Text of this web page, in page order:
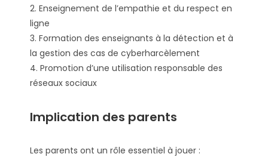
2. Enseignement de l’empathie et du respect en
ligne
3. Formation des enseignants à la détection et à
la gestion des cas de cyberharcèlement
4. Promotion d’une utilisation responsable des
réseaux sociaux
Implication des parents
Les parents ont un rôle essentiel à jouer :